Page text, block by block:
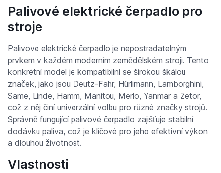
Palivové elektrické čerpadlo pro
stroje
Palivové elektrické čerpadlo je nepostradatelným
prvkem v každém moderním zemědělském stroji. Tento
konkrétní model je kompatibilní se širokou škálou
značek, jako jsou Deutz-Fahr, Hürlimann, Lamborghini,
Same, Linde, Hamm, Manitou, Merlo, Yanmar a Zetor,
což z něj činí univerzální volbu pro různé značky strojů.
Správně fungující palivové čerpadlo zajišťuje stabilní
dodávku paliva, což je klíčové pro jeho efektivní výkon
a dlouhou životnost.
Vlastnosti